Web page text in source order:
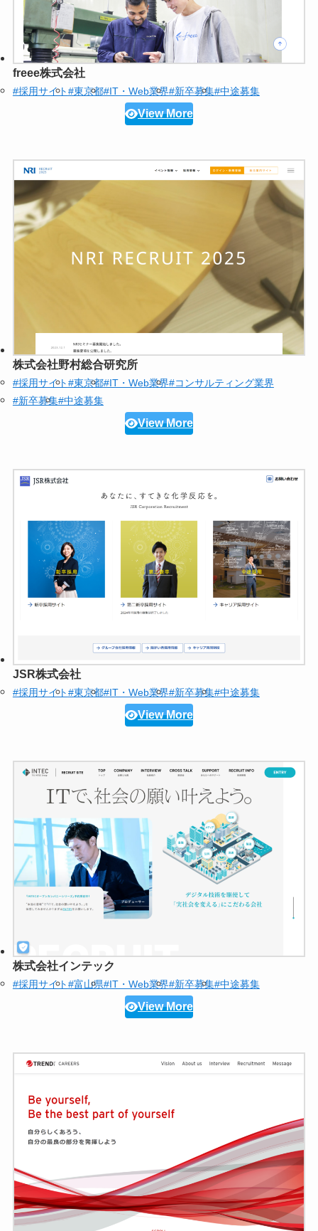
freee株式会社
#採用サイト#東京都#IT・Web業界#新卒募集#中途募集
View More
株式会社野村総合研究所
#採用サイト#東京都#IT・Web業界#コンサルティング業界
#新卒募集#中途募集
View More
JSR株式会社
#採用サイト#東京都#IT・Web業界#新卒募集#中途募集
View More
株式会社インテック
#採用サイト#富山県#IT・Web業界#新卒募集#中途募集
View More